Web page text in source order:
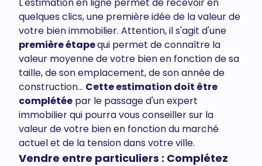
quelques clics, une première idée de la valeur de
votre bien immobilier. Attention, il s'agit d'une
première étapequi permet de connaître la
valeur moyenne de votre bien en fonction de sa
taille, de son emplacement, de son année de
construction... Cette estimation doit être
complétée par le passage d'un expert
immobilier qui pourra vous conseiller sur la
valeur de votre bien en fonction du marché
actuel et de la tension dans votre ville.
Vendre entre particuliers : Complétez